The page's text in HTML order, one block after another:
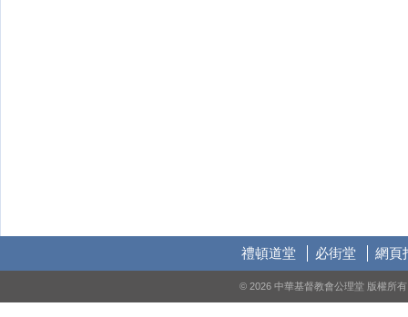
禮頓道堂 必街堂 網頁
© 2026 中華基督教會公理堂 版權所